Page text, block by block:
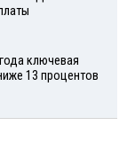
ключевая
13 процентов